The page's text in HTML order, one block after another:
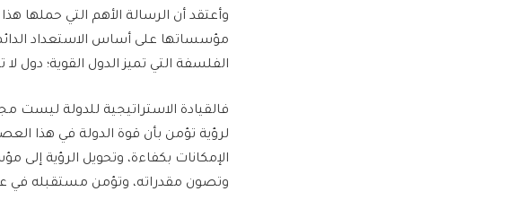
وأعتقد أن الرسالة الأهم التي حملها
مؤسساتها على أساس الاستعداد
الفلسفة التي تميز الدول القوية؛ دول
فالقيادة الاستراتيجية للدولة
لرؤية تؤمن بأن قوة الدولة في هذا
الإمكانات بكفاءة، وتحويل الرؤية
وتصون مقدراته، وتؤمن مستقبله في